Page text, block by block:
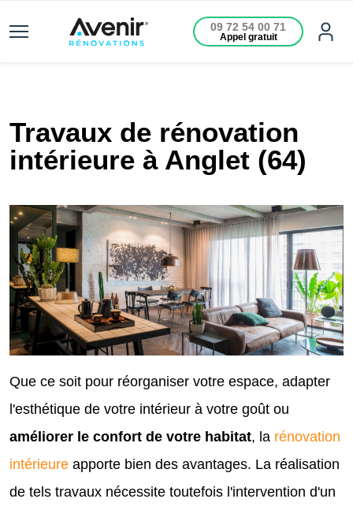
09 72 54 00 71
Appel gratuit
Travaux de rénovation
intérieure à Anglet (64)
Que ce soit pour réorganiser votre espace, adapter
l'esthétique de votre intérieur à votre goût ou
améliorer le confort de votre habitat, la rénovation
intérieure apporte bien des avantages. La réalisation
de tels travaux nécessite toutefois l'intervention d'un